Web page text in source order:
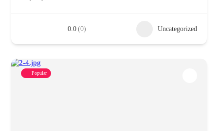
0.0 (0) Uncategorized
Popular